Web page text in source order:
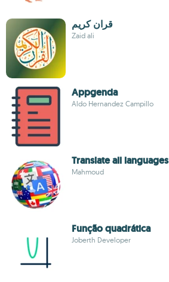
قران كريم
Zaid ali
Appgenda
Aldo Hernandez Campillo
Translate all languages
Mahmoud
Função quadrática
Joberth Developer